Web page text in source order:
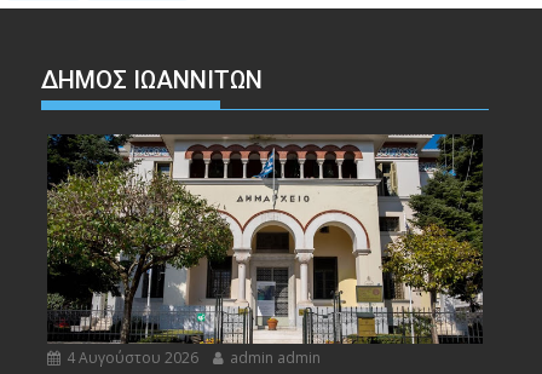
ΔΗΜΟΣ ΙΩΑΝΝΙΤΩΝ
4 Αυγούστου 2026 admin admin